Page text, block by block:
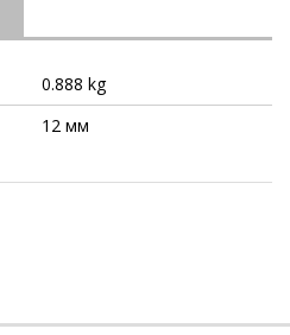
⁠0.888 kg
⁠12 мм